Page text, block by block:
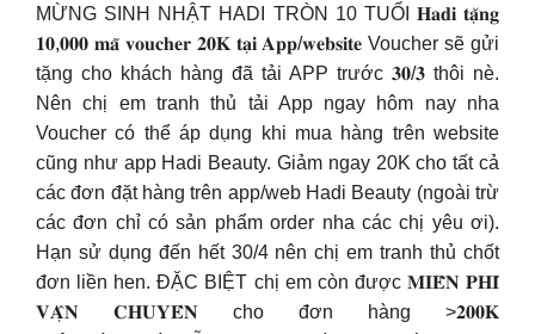
MỪNG SINH NHẬT HADI TRÒN 10 TUỔI 𝐇𝐚𝐝𝐢 𝐭𝐚̣̆𝐧𝐠
𝟏𝟎,𝟎𝟎𝟎 𝐦𝐚̃ 𝐯𝐨𝐮𝐜𝐡𝐞𝐫 𝟐𝟎𝐊 𝐭𝐚̣𝐢 𝐀𝐩𝐩/𝐰𝐞𝐛𝐬𝐢𝐭𝐞 Voucher sẽ gửi
tặng cho khách hàng đã tải APP trước 𝟑𝟎/𝟑 thôi nè.
Nên chị em tranh thủ tải App ngay hôm nay nha
Voucher có thể áp dụng khi mua hàng trên website
cũng như app Hadi Beauty. Giảm ngay 20K cho tất cả
các đơn đặt hàng trên app/web Hadi Beauty (ngoài trừ
các đơn chỉ có sản phẩm order nha các chị yêu ơi).
Hạn sử dụng đến hết 30/4 nên chị em tranh thủ chốt
đơn liền hen. ĐẶC BIỆT chị em còn được 𝐌𝐈𝐄̂̃𝐍 𝐏𝐇𝐈́
𝐕𝐀̣̂𝐍 𝐂𝐇𝐔𝐘𝐄̂̉𝐍 cho đơn hàng >𝟐𝟎𝟎𝐊